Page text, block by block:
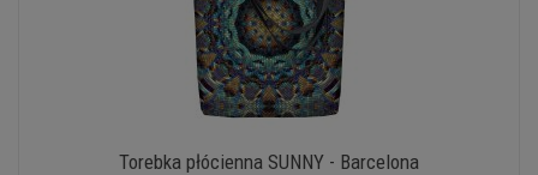
Torebka płócienna SUNNY - Barcelona